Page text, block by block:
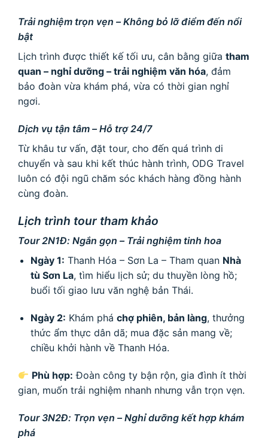
Trải nghiệm trọn vẹn – Không bỏ lỡ điểm đến nổi
bật
Lịch trình được thiết kế tối ưu, cân bằng giữa tham
quan – nghỉ dưỡng – trải nghiệm văn hóa , đảm
bảo đoàn vừa khám phá, vừa có thời gian nghỉ
ngơi.
Dịch vụ tận tâm – Hỗ trợ 24/7
Từ khâu tư vấn, đặt tour, cho đến quá trình di
chuyển và sau khi kết thúc hành trình, ODG Travel
luôn có đội ngũ chăm sóc khách hàng đồng hành
cùng đoàn.
Lịch trình tour tham khảo
Tour 2N1Đ: Ngắn gọn – Trải nghiệm tinh hoa
Ngày 1: Thanh Hóa – Sơn La – Tham quan Nhà
tù Sơn La, tìm hiểu lịch sử; du thuyền lòng hồ;
buổi tối giao lưu văn nghệ bản Thái.
Ngày 2: Khám phá chợ phiên, bản làng, thưởng
thức ẩm thực dân dã; mua đặc sản mang về;
chiều khởi hành về Thanh Hóa.
Phù hợp: Đoàn công ty bận rộn, gia đình ít thời
gian, muốn trải nghiệm nhanh nhưng vẫn trọn vẹn.
Tour 3N2Đ: Trọn vẹn – Nghỉ dưỡng kết hợp khám
phá